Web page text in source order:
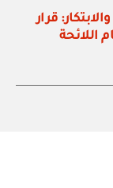
قرار
أحكام اللائحة